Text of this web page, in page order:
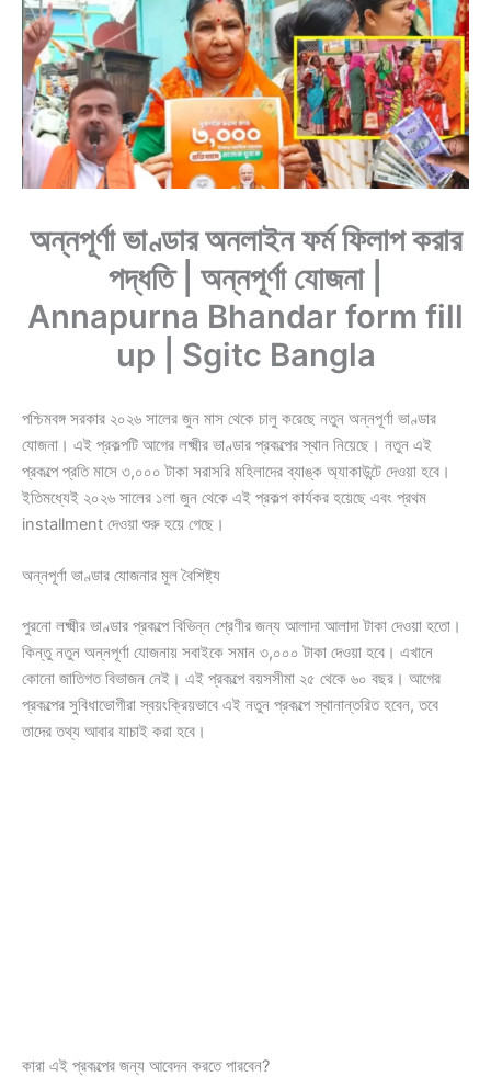
অন্নপূর্ণা ভাণ্ডার অনলাইন ফর্ম ফিলাপ করার
পদ্ধতি | অন্নপূর্ণা যোজনা |
Annapurna Bhandar form fill
up | Sgitc Bangla
পশ্চিমবঙ্গ সরকার ২০২৬ সালের জুন মাস থেকে চালু করেছে নতুন অন্নপূর্ণা ভাণ্ডার
যোজনা। এই প্রকল্পটি আগের লক্ষ্মীর ভাণ্ডার প্রকল্পের স্থান নিয়েছে। নতুন এই
প্রকল্পে প্রতি মাসে ৩,০০০ টাকা সরাসরি মহিলাদের ব্যাঙ্ক অ্যাকাউন্টে দেওয়া হবে।
ইতিমধ্যেই ২০২৬ সালের ১লা জুন থেকে এই প্রকল্প কার্যকর হয়েছে এবং প্রথম
installment দেওয়া শুরু হয়ে গেছে।
অন্নপূর্ণা ভাণ্ডার যোজনার মূল বৈশিষ্ট্য
পুরনো লক্ষ্মীর ভাণ্ডার প্রকল্পে বিভিন্ন শ্রেণীর জন্য আলাদা আলাদা টাকা দেওয়া হতো।
কিন্তু নতুন অন্নপূর্ণা যোজনায় সবাইকে সমান ৩,০০০ টাকা দেওয়া হবে। এখানে
কোনো জাতিগত বিভাজন নেই। এই প্রকল্পে বয়সসীমা ২৫ থেকে ৬০ বছর। আগের
প্রকল্পের সুবিধাভোগীরা স্বয়ংক্রিয়ভাবে এই নতুন প্রকল্পে স্থানান্তরিত হবেন, তবে
তাদের তথ্য আবার যাচাই করা হবে।
কারা এই প্রকল্পের জন্য আবেদন করতে পারবেন?